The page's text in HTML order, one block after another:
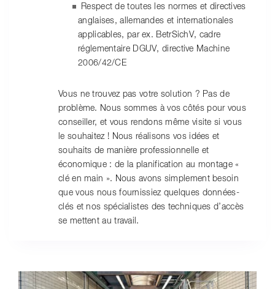
Respect de toutes les normes et directives
anglaises, allemandes et internationales
applicables, par ex. BetrSichV, cadre
réglementaire DGUV, directive Machine
2006/42/CE
Vous ne trouvez pas votre solution ? Pas de
problème. Nous sommes à vos côtés pour vous
conseiller, et vous rendons même visite si vous
le souhaitez ! Nous réalisons vos idées et
souhaits de manière professionnelle et
économique : de la planification au montage «
clé en main ». Nous avons simplement besoin
que vous nous fournissiez quelques données-
clés et nos spécialistes des techniques d’accès
se mettent au travail.